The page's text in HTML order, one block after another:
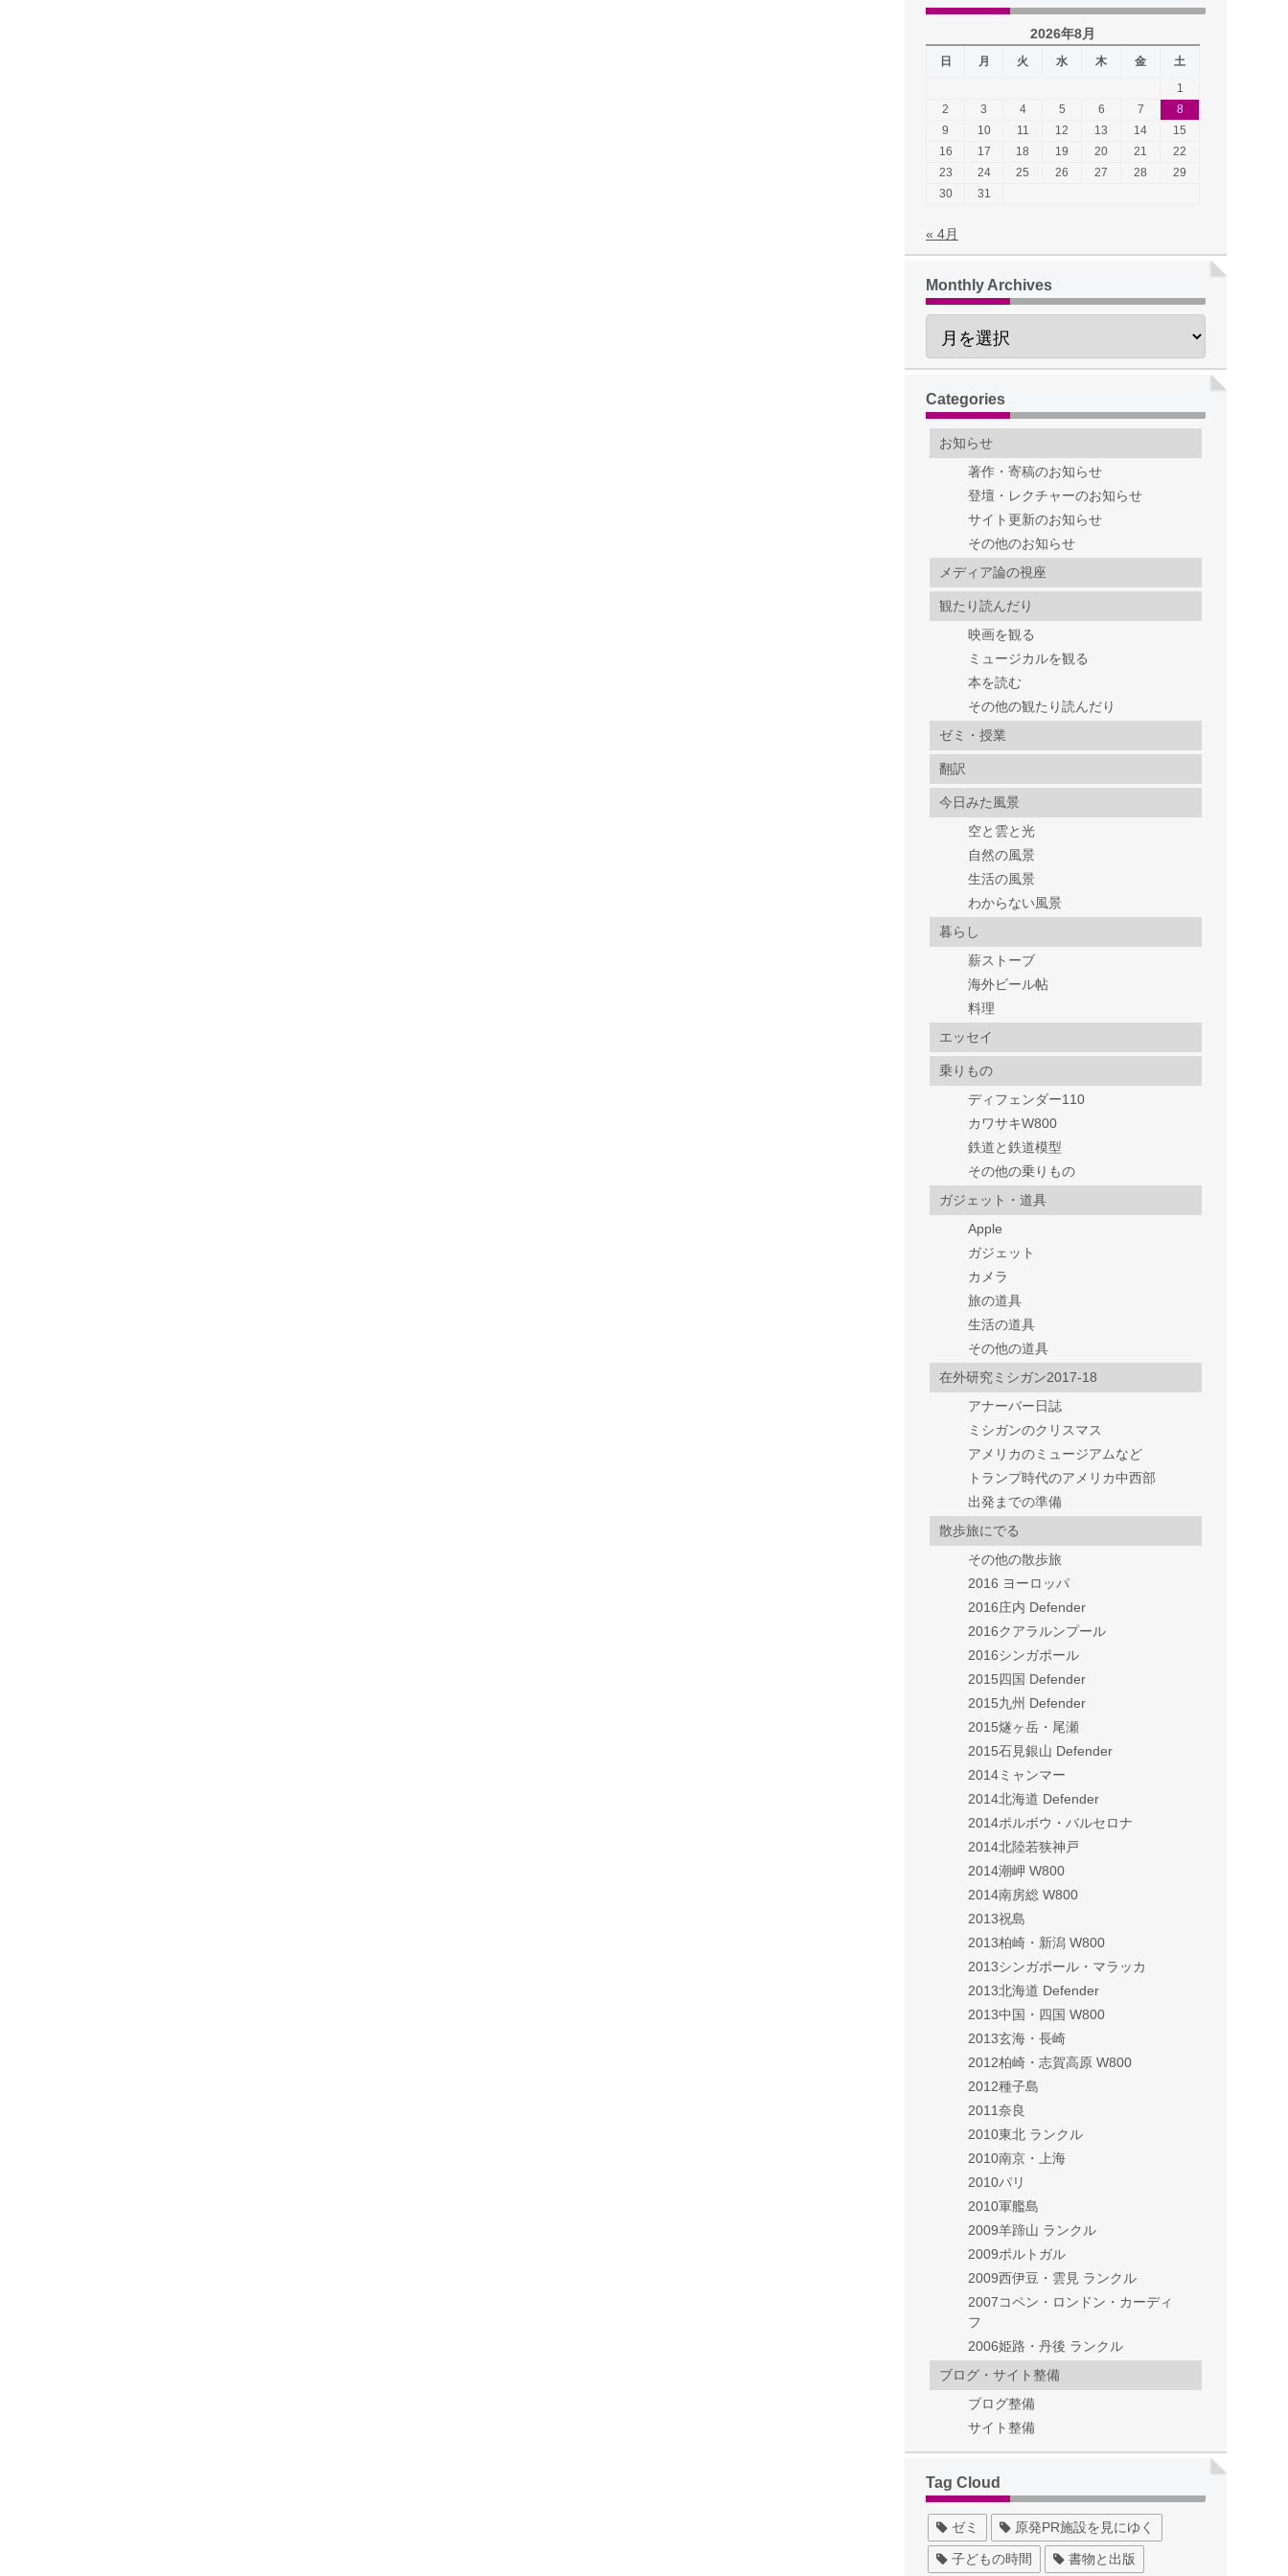
2026年8月
日 月 火 水 木 金
土
1
2
3 4 5 6 7
8
9
10 11 12 13 14
15
16
17 18 19 20 21
22
23
24 25 26 27 28
29
30
31
« 4月
Monthly Archives
Categories
お知らせ
著作・寄稿のお知らせ
登壇・レクチャーのお知らせ
サイト更新のお知らせ
その他のお知らせ
メディア論の視座
観たり読んだり
映画を観る
ミュージカルを観る
本を読む
その他の観たり読んだり
ゼミ・授業
翻訳
今日みた風景
空と雲と光
自然の風景
生活の風景
わからない風景
暮らし
薪ストーブ
海外ビール帖
料理
エッセイ
乗りもの
ディフェンダー110
カワサキW800
鉄道と鉄道模型
その他の乗りもの
ガジェット・道具
Apple
ガジェット
カメラ
旅の道具
生活の道具
その他の道具
在外研究ミシガン2017-18
アナーバー日誌
ミシガンのクリスマス
アメリカのミュージアムなど
トランプ時代のアメリカ中西部
出発までの準備
散歩旅にでる
その他の散歩旅
2016 ヨーロッパ
2016庄内 Defender
2016クアラルンプール
2016シンガポール
2015四国 Defender
2015九州 Defender
2015燧ヶ岳・尾瀬
2015石見銀山 Defender
2014ミャンマー
2014北海道 Defender
2014ポルボウ・バルセロナ
2014北陸若狭神戸
2014潮岬 W800
2014南房総 W800
2013祝島
2013柏崎・新潟 W800
2013シンガポール・マラッカ
2013北海道 Defender
2013中国・四国 W800
2013玄海・長崎
2012柏崎・志賀高原 W800
2012種子島
2011奈良
2010東北 ランクル
2010南京・上海
2010パリ
2010軍艦島
2009羊蹄山 ランクル
2009ポルトガル
2009西伊豆・雲見 ランクル
2007コペン・ロンドン・カーディ
フ
2006姫路・丹後 ランクル
ブログ・サイト整備
ブログ整備
サイト整備
Tag Cloud
ゼミ 原発PR施設を見にゆく
子どもの時間 書物と出版